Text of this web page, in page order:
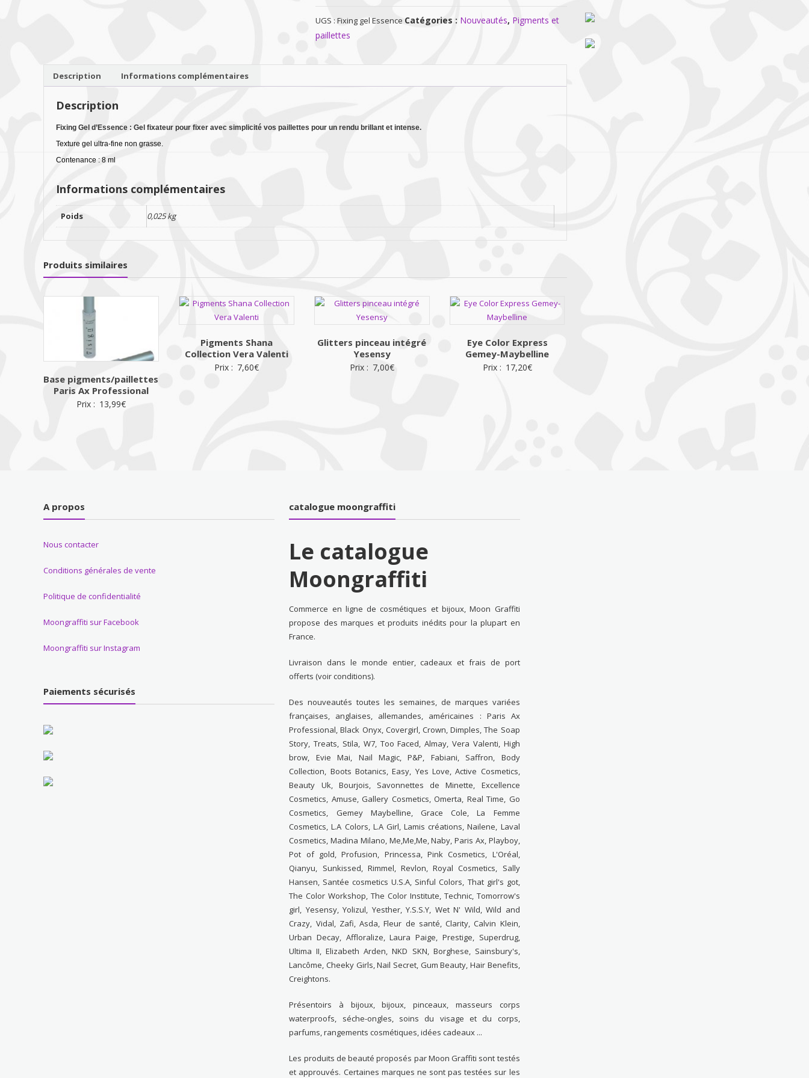
Gel
fixateur
paillettes
UGS :Fixing gel Essence Catégories : Nouveautés, Pigments et
paillettes
Description Informations complémentaires
Description
Fixing Gel d’Essence : Gel fixateur pour fixer avec simplicité vos paillettes pour un rendu brillant et intense.
Texture gel ultra-fine non grasse.
Contenance : 8 ml
Informations complémentaires
Poids 0,025 kg
Produits similaires
Base pigments/paillettes
Paris Ax Professional
Prix : 13,99€
Pigments Shana
Collection Vera Valenti
Prix : 7,60€
Glitters pinceau intégré
Yesensy
Prix : 7,00€
Eye Color Express
Gemey-Maybelline
Prix : 17,20€
A propos
Nous contacter
Conditions générales de vente
Politique de confidentialité
Moongraffiti sur Facebook
Moongraffiti sur Instagram
Paiements sécurisés
catalogue moongraffiti
Le catalogue
Moongraffiti
Commerce en ligne de cosmétiques et bijoux, Moon Graffiti
propose des marques et produits inédits pour la plupart en
France.
Livraison dans le monde entier, cadeaux et frais de port
offerts (voir conditions).
Des nouveautés toutes les semaines, de marques variées
françaises, anglaises, allemandes, américaines : Paris Ax
Professional, Black Onyx, Covergirl, Crown, Dimples, The Soap
Story, Treats, Stila, W7, Too Faced, Almay, Vera Valenti, High
brow, Evie Mai, Nail Magic, P&P, Fabiani, Saffron, Body
Collection, Boots Botanics, Easy, Yes Love, Active Cosmetics,
Beauty Uk, Bourjois, Savonnettes de Minette, Excellence
Cosmetics, Amuse, Gallery Cosmetics, Omerta, Real Time, Go
Cosmetics, Gemey Maybelline, Grace Cole, La Femme
Cosmetics, L.A Colors, L.A Girl, Lamis créations, Nailene, Laval
Cosmetics, Madina Milano, Me,Me,Me, Naby, Paris Ax, Playboy,
Pot of gold, Profusion, Princessa, Pink Cosmetics, L'Oréal,
Qianyu, Sunkissed, Rimmel, Revlon, Royal Cosmetics, Sally
Hansen, Santée cosmetics U.S.A, Sinful Colors, That girl's got,
The Color Workshop, The Color Institute, Technic, Tomorrow's
girl, Yesensy, Yolizul, Yesther, Y.S.S.Y, Wet N' Wild, Wild and
Crazy, Vidal, Zafi, Asda, Fleur de santé, Clarity, Calvin Klein,
Urban Decay, Affloralize, Laura Paige, Prestige, Superdrug,
Ultima II, Elizabeth Arden, NKD SKN, Borghese, Sainsbury's,
Lancôme, Cheeky Girls, Nail Secret, Gum Beauty, Hair Benefits,
Creightons.
Présentoirs à bijoux, bijoux, pinceaux, masseurs corps
waterproofs, séche-ongles, soins du visage et du corps,
parfums, rangements cosmétiques, idées cadeaux ...
Les produits de beauté proposés par Moon Graffiti sont testés
et approuvés. Certaines marques ne sont pas testées sur les